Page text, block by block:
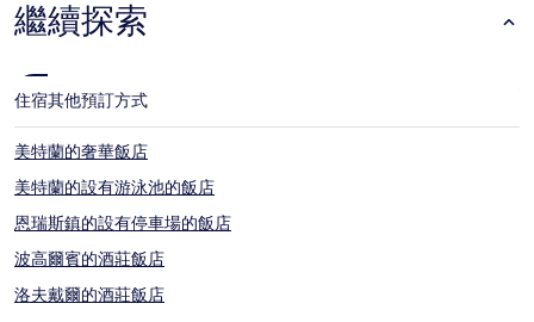
變
動，
能
受
到
他
條
款
限
繼續探索
住宿其他預訂方式
美特蘭的奢華飯店
美特蘭的設有游泳池的飯店
恩瑞斯鎮的設有停車場的飯店
波高爾賓的酒莊飯店
洛夫戴爾的酒莊飯店